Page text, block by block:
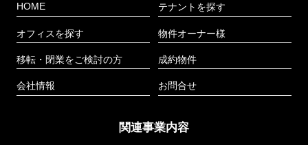
HOME
オフィスを探す
移転・閉業をご検討の方
会社情報
テナントを探す
物件オーナー様
成約物件
お問合せ
関連事業内容